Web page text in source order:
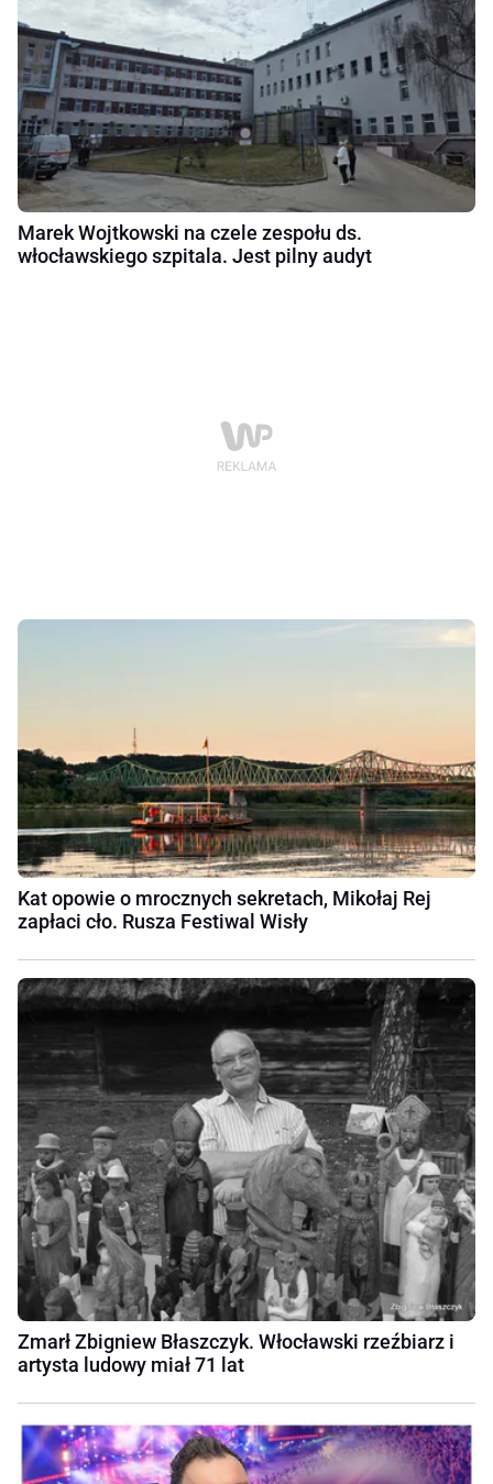
Marek Wojtkowski na czele zespołu ds.
włocławskiego szpitala. Jest pilny audyt
Kat opowie o mrocznych sekretach, Mikołaj Rej
zapłaci cło. Rusza Festiwal Wisły
Zmarł Zbigniew Błaszczyk. Włocławski rzeźbiarz i
artysta ludowy miał 71 lat